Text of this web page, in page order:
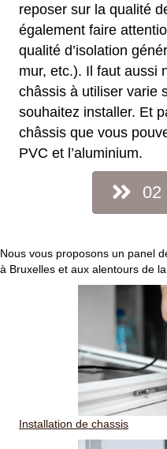
reposer sur la qualité
également faire
qualité d’isolation
mur, etc.). Il faut aussi
châssis à utiliser varie
souhaitez installer. Et
châssis que vous
PVC et l’aluminium.
02
Nous vous proposons un panel
à Bruxelles et aux alentours de
Installation de chassis